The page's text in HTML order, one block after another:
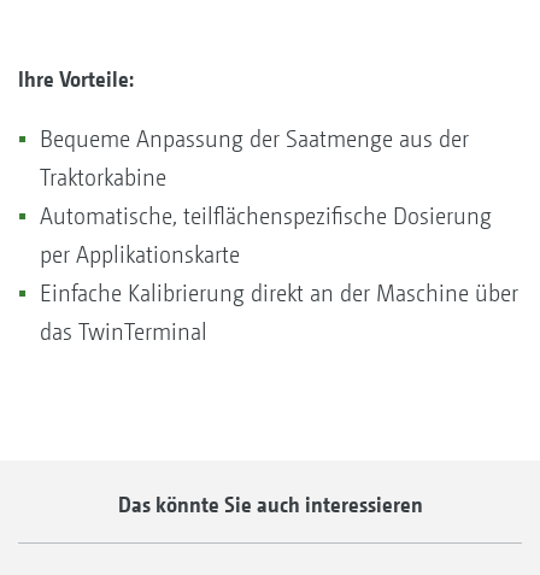
Ihre Vorteile:
Bequeme Anpassung der Saatmenge aus der
Traktorkabine
Automatische, teilflächenspezifische Dosierung
per Applikationskarte
Einfache Kalibrierung direkt an der Maschine über
das TwinTerminal
Das könnte Sie auch interessieren